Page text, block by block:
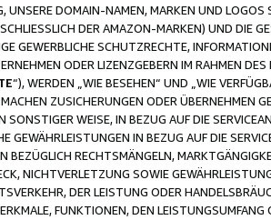
UNSERE DOMAIN-NAMEN, MARKEN UND
DER AMAZON-MARKEN) UND DIE
GEWERBLICHE SCHUTZRECHTE,
ODER LIZENZGEBERN IM RAHMEN
“), WERDEN „WIE BESEHEN“ UND „WIE
ZUSICHERUNGEN ODER ÜBERNEHMEN
SONSTIGER WEISE, IN BEZUG AUF DIE
GEWÄHRLEISTUNGEN IN BEZUG AUF DIE
BEZÜGLICH RECHTSMÄNGELN,
NICHTVERLETZUNG SOWIE
DER LEISTUNG ODER
FUNKTIONEN, DEN